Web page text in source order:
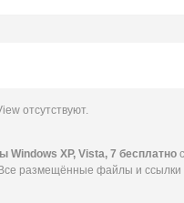
отсутствуют.
XP, Vista, 7 бесплатно с
размещённые файлы и ссылки